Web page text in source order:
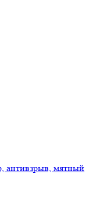
антивзрыв, мятный